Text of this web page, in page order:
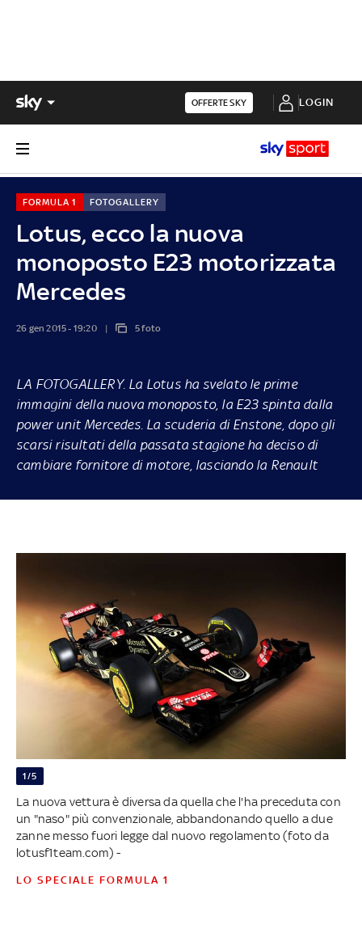
OFFERTE SKY LOGIN
Lotus, ecco la nuova
monoposto E23 motorizzata
Mercedes
FORMULA 1 FOTOGALLERY
26 gen 2015 - 19:20 5 foto
LA FOTOGALLERY. La Lotus ha svelato le prime
immagini della nuova monoposto, la E23 spinta dalla
power unit Mercedes. La scuderia di Enstone, dopo gli
scarsi risultati della passata stagione ha deciso di
cambiare fornitore di motore, lasciando la Renault
1/5
La nuova vettura è diversa da quella che l'ha preceduta con
un "naso" più convenzionale, abbandonando quello a due
zanne messo fuori legge dal nuovo regolamento (foto da
lotusf1team.com) -
LO SPECIALE FORMULA 1